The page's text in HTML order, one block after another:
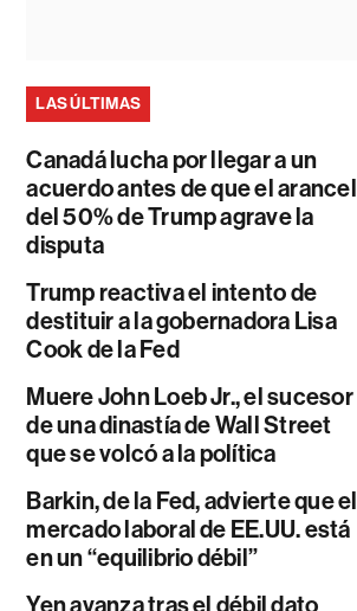
LAS ÚLTIMAS
Canadá lucha por llegar a un
acuerdo antes de que el arancel
del 50% de Trump agrave la
disputa
Trump reactiva el intento de
destituir a la gobernadora Lisa
Cook de la Fed
Muere John Loeb Jr., el sucesor
de una dinastía de Wall Street
que se volcó a la política
Barkin, de la Fed, advierte que el
mercado laboral de EE.UU. está
en un “equilibrio débil”
Yen avanza tras el débil dato